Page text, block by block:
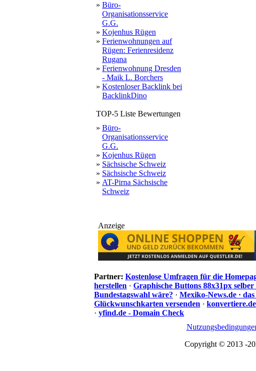
» Büro-
Organisationsservice
G.G.
» Kojenhus Rügen
» Ferienwohnungen auf
Rügen: Ferienresidenz
Rugana
» Ferienwohnung Dresden
- Maik L. Borchers
» Kostenloser Backlink bei
BacklinkDino
TOP-5 Liste Bewertungen
» Büro-
Organisationsservice
G.G.
» Kojenhus Rügen
» Sächsische Schweiz
» Sächsische Schweiz
» AT-Pirna Sächsische
Schweiz
Anzeige
Partner: Kostenlose Umfragen für die
herstellen · Graphische Buttons 88x31px selber
Bundestagswahl wäre? · Mexiko-News.de ·
Glückwunschkarten versenden · konvertiere.de
· yfind.de - Domain Check
Copyright © 2013 -